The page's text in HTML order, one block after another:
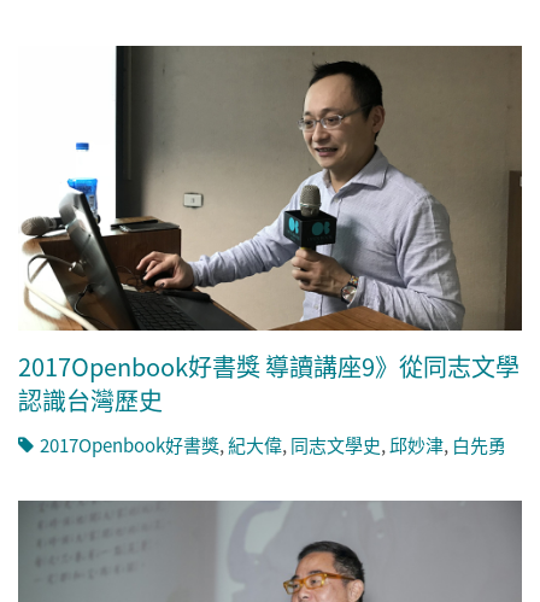
2017Openbook好書獎 導讀講座9》從同志文學
認識台灣歷史
2017Openbook好書獎,紀大偉,同志文學史,邱妙津, 白先勇